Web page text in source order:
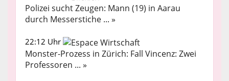
Polizei sucht Zeugen: Mann (19) in Aarau
durch Messerstiche ... »
22:12 Uhr
Monster-Prozess in Zürich: Fall Vincenz: Zwei
Professoren ... »